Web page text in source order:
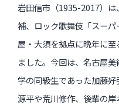
岩田信市（1935-2017）
補、ロック歌舞伎「スー
屋・大須を拠点に晩年に
ました。今回は、名古屋
学の同級生であった加藤
源平や荒川修作、後輩の